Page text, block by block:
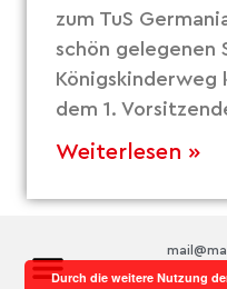
zum TuS
schön gelegenen
dem 1.
Weiterlesen »
Durch die weitere Nutzung